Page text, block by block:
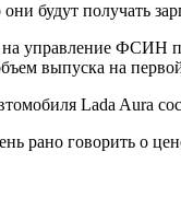
будут получать
управление ФСИН
выпуска на
Lada Aura
рано говорить о